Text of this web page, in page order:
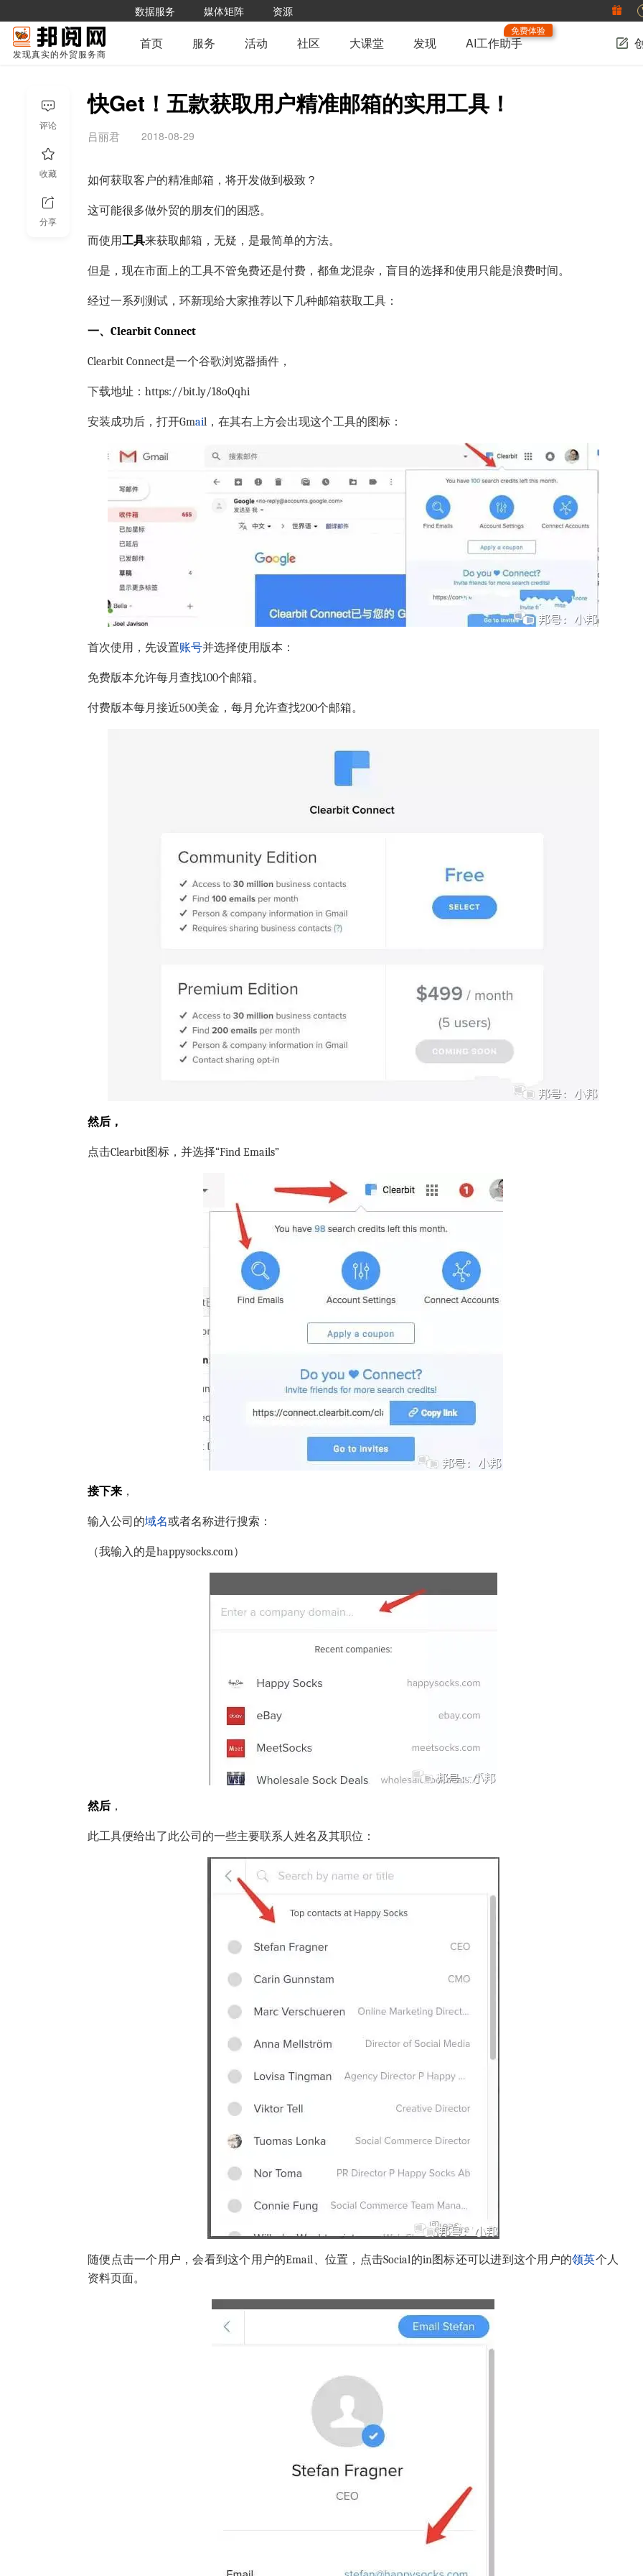
数据服务 媒体矩阵 资源
发现真实的外贸服务商
首页 服务 活动 社区 大课堂 发现 AI工作助手
免费体验
快Get！五款获取用户精准邮箱的实用工具！
吕丽君 2018-08-29
如何获取客户的精准邮箱，将开发做到极致？
这可能很多做外贸的朋友们的困惑。
而使用工具来获取邮箱，无疑，是最简单的方法。
但是，现在市面上的工具不管免费还是付费，都鱼龙混杂，盲目的选择和使用只能是浪费时间。
经过一系列测试，环新现给大家推荐以下几种邮箱获取工具：
一、 Clearbit Connect
Clearbit Connect是一个谷歌浏览器插件，
下载地址： https://bit.ly/18oQqhi
安装成功后，打开Gmail，在其右上方会出现这个工具的图标：
首次使用，先设置账号并选择使用版本：
免费版本允许每月查找100个邮箱。
付费版本每月接近500美金，每月允许查找200个邮箱。
然后，
点击Clearbit图标，并选择“Find Emails”
接下来 ，
输入公司的域名或者名称进行搜索：
（我输入的是happysocks.com）
然后 ，
此工具便给出了此公司的一些主要联系人姓名及其职位：
随便点击一个用户，会看到这个用户的Email、位置，点击Social的in图标还可以进到这个用户的领英个人
资料页面。
评论
收藏
分享